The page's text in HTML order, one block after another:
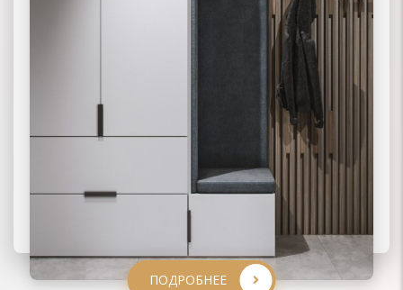
ПОДРОБНЕЕ
ПОДРОБНЕЕ